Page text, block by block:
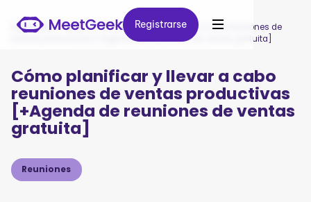
Registrarse
Registrarse
MeetGeek / Blog / Cómo planificar y llevar a cabo reuniones de
ventas productivas [+Agenda de reuniones de ventas gratuita]
Cómo planificar y llevar a cabo
reuniones de ventas productivas
[+Agenda de reuniones de ventas
gratuita]
Reuniones